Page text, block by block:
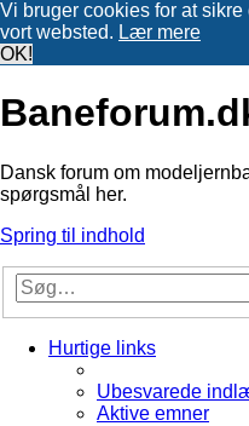
Vi bruger cookies for at
vort websted. Lær mere
OK!
Dansk forum om
spørgsmål her.
Spring til indhold
Hurtige links
Ubesvarede
Aktive emner